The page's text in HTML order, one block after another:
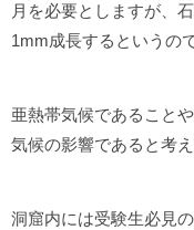
月を必要としますが、
1mm成長するというの
亜熱帯気候であること
気候の影響であると考え
洞窟内には受験生必見